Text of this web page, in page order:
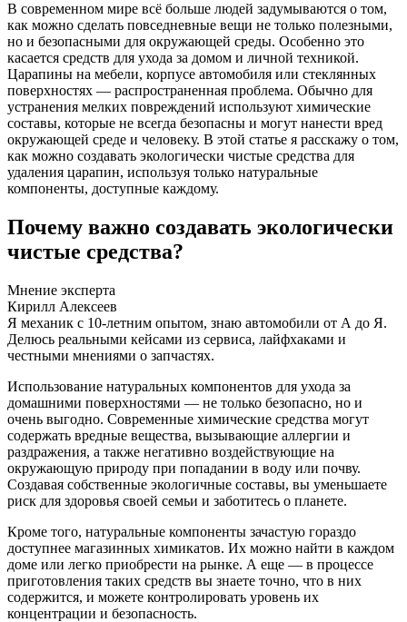
В современном мире всё больше людей задумываются о том,
как можно сделать повседневные вещи не только полезными,
но и безопасными для окружающей среды. Особенно это
касается средств для ухода за домом и личной техникой.
Царапины на мебели, корпусе автомобиля или стеклянных
поверхностях — распространенная проблема. Обычно для
устранения мелких повреждений используют химические
составы, которые не всегда безопасны и могут нанести вред
окружающей среде и человеку. В этой статье я расскажу о том,
как можно создавать экологически чистые средства для
удаления царапин, используя только натуральные
компоненты, доступные каждому.
Почему важно создавать экологически
чистые средства?
Мнение эксперта
Кирилл Алексеев
Я механик с 10-летним опытом, знаю автомобили от А до Я.
Делюсь реальными кейсами из сервиса, лайфхаками и
честными мнениями о запчастях.
Использование натуральных компонентов для ухода за
домашними поверхностями — не только безопасно, но и
очень выгодно. Современные химические средства могут
содержать вредные вещества, вызывающие аллергии и
раздражения, а также негативно воздействующие на
окружающую природу при попадании в воду или почву.
Создавая собственные экологичные составы, вы уменьшаете
риск для здоровья своей семьи и заботитесь о планете.
Кроме того, натуральные компоненты зачастую гораздо
доступнее магазинных химикатов. Их можно найти в каждом
доме или легко приобрести на рынке. А еще — в процессе
приготовления таких средств вы знаете точно, что в них
содержится, и можете контролировать уровень их
концентрации и безопасность.